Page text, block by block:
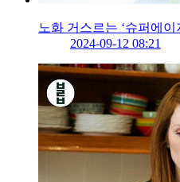
노화 거스르는 ‘슈퍼에이
2024-09-12 08:21